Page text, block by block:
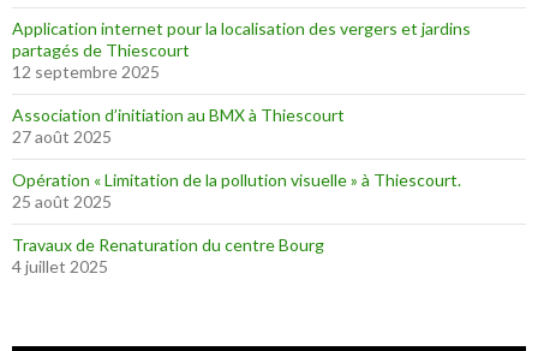
Application internet pour la localisation des vergers et jardins
partagés de Thiescourt
12 septembre 2025
Association d’initiation au BMX à Thiescourt
27 août 2025
Opération « Limitation de la pollution visuelle » à Thiescourt.
25 août 2025
Travaux de Renaturation du centre Bourg
4 juillet 2025